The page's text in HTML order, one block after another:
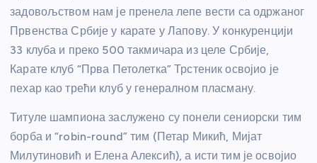
задовољством нам је пренела лепе вести са одржаног
Првенства Србије у карате у Лапову. У конкуренцији
33 клуба и преко 500 такмичара из целе Србије,
Карате клуб “Прва Петолетка” Трстеник освојио је
пехар као трећи клуб у генералном пласману.
Титуле шампиона заслужено су понели сениорски тим
борба и “robin-round” тим (Петар Микић, Мијат
Милутиновић и Елена Алексић), а исти тим је освојио